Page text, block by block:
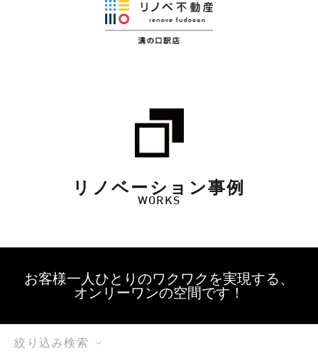
リノベーション事例
WORKS
お客様一人ひとりのワクワクを実現する、
オンリーワンの空間です！
絞り込み検索